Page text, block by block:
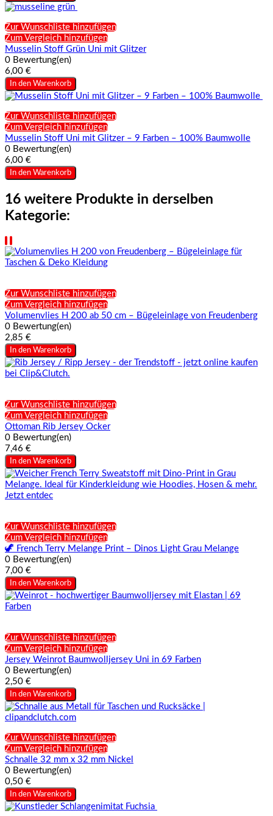
Zur Wunschliste hinzufügen
Zum Vergleich hinzufügen
Musselin Stoff Grün Uni mit Glitzer
0 Bewertung(en)
6,00 €
In den Warenkorb
Zur Wunschliste hinzufügen
Zum Vergleich hinzufügen
Musselin Stoff Uni mit Glitzer – 9 Farben – 100% Baumwolle
0 Bewertung(en)
6,00 €
In den Warenkorb
16 weitere Produkte in derselben
Kategorie:
Zur Wunschliste hinzufügen
Zum Vergleich hinzufügen
Volumenvlies H 200 ab 50 cm – Bügeleinlage von Freudenberg
0 Bewertung(en)
2,85 €
In den Warenkorb
Zur Wunschliste hinzufügen
Zum Vergleich hinzufügen
Ottoman Rib Jersey Ocker
0 Bewertung(en)
7,46 €
In den Warenkorb
Zur Wunschliste hinzufügen
Zum Vergleich hinzufügen
🦖 French Terry Melange Print – Dinos Light Grau Melange
0 Bewertung(en)
7,00 €
In den Warenkorb
Zur Wunschliste hinzufügen
Zum Vergleich hinzufügen
Jersey Weinrot Baumwolljersey Uni in 69 Farben
0 Bewertung(en)
2,50 €
In den Warenkorb
Zur Wunschliste hinzufügen
Zum Vergleich hinzufügen
Schnalle 32 mm x 32 mm Nickel
0 Bewertung(en)
0,50 €
In den Warenkorb